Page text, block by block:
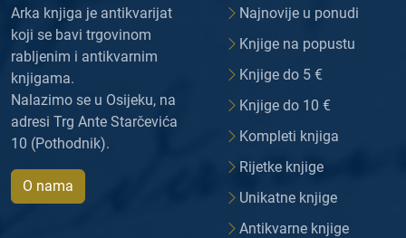
Arka knjiga je antikvarijat
koji se bavi trgovinom
rabljenim i antikvarnim
knjigama.
Nalazimo se u Osijeku, na
adresi Trg Ante Starčevića
10 (Pothodnik).
O nama
Najnovije u ponudi
Knjige na popustu
Knjige do 5 €
Knjige do 10 €
Kompleti knjiga
Rijetke knjige
Unikatne knjige
Antikvarne knjige